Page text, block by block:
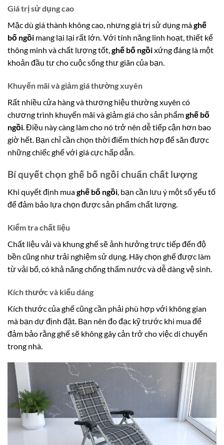
Giá trị sử dụng cao
Mặc dù giá thành không cao, nhưng giá trị sử dụng màghế
bố ngồi mang lại lại rất lớn. Với tính năng linh hoạt, thiết kế
thông minh và chất lượng tốt,ghế bố ngồixứng đáng là một
khoản đầu tư cho cuộc sống thư giãn của bạn.
Khuyến mãi và giảm giá thường xuyên
Rất nhiều cửa hàng và thương hiệu thường xuyên có
chương trình khuyến mãi và giảm giá cho sản phẩmghế bố
ngồi . Điều này càng làm cho nó trở nên dễ tiếp cận hơn bao
giờ hết. Bạn chỉ cần chọn thời điểm thích hợp để săn được
những chiếc ghế với giá cực hấp dẫn.
Bí quyết chọn ghế bố ngồi chuẩn chất lượng
Khi quyết định muaghế bố ngồi, bạn cần lưu ý một số yếu tố
để đảm bảo lựa chọn được sản phẩm chất lượng.
Kiểm tra chất liệu
Chất liệu vải và khung ghế sẽ ảnh hưởng trực tiếp đến độ
bền cũng như trải nghiệm sử dụng. Hãy chọn ghế được làm
từ vải bố, có khả năng chống thấm nước và dễ dàng vệ sinh.
Kích thước và kiểu dáng
Kích thước của ghế cũng cần phải phù hợp với không gian
mà bạn dự định đặt. Bạn nên đo đạc kỹ trước khi mua để
đảm bảo rằng ghế sẽ không gây cản trở cho việc di chuyển
trong nhà.